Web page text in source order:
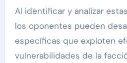
Al identificar y analizar
los oponentes pueden
específicas que exploten
vulnerabilidades de la